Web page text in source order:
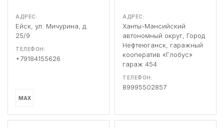
АДРЕС:
Ейск, ул. Мичурина, д.
25/9
ТЕЛЕФОН:
+79184155626
MAX
АДРЕС:
Ханты-Мансийский
автономный округ, Город
Нефтеюганск, гаражный
кооператив «Глобус»
гараж 454
ТЕЛЕФОН:
89995502857